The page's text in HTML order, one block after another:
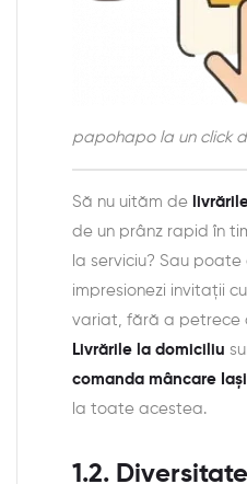
papohapo la un click
Să nu uităm de
de un prânz rapid în
la serviciu? Sau
impresionezi invitații
variat, fără a petrece
Livrările la domiciliu
comanda mâncare Iași
la toate acestea.
1.2.